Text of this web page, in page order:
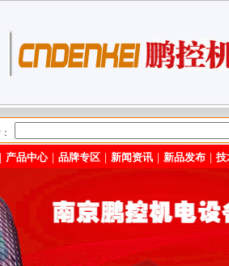
｜ 产品中心｜品牌专区 ｜新闻资讯 ｜新品发布 ｜技